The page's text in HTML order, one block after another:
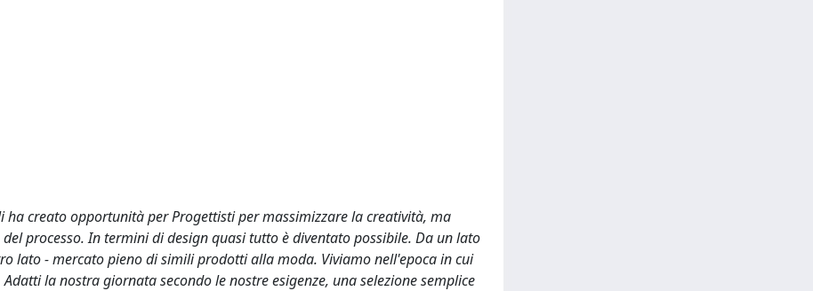
creato opportunità per Progettisti per massimizzare la creatività, ma
processo. In termini di design quasi tutto è diventato possibile. Da un lato
lato - mercato pieno di simili prodotti alla moda. Viviamo nell'epoca in cui
la nostra giornata secondo le nostre esigenze, una selezione semplice